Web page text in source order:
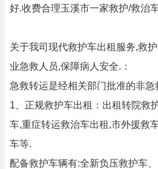
好.收费合理玉溪市一家救护/救治
关于我司现代救护车出租服务,救
业急救人员,保障病人安全.：
急救转运是经相关部门批准的非急
1、正规救护车出租：出租转院救
车,重症转运救治车出租,市外援救
车等.
配备救护车辆有:全新负压救护车